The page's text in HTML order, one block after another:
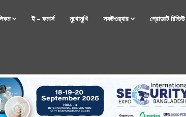
ই – কমার্স মুখোমুখি সফটওয়্যার প্রোডাক্ট রিভিউ